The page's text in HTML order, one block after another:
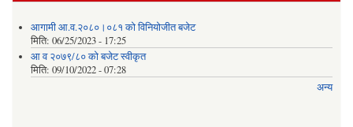
आगामी आ.व.२०८०।०८१ को विनियोजीत बजेट
मिति: 06/25/2023 - 17:25
आ व २०७९/८० को बजेट स्वीकृत
मिति: 09/10/2022 - 07:28
अन्य